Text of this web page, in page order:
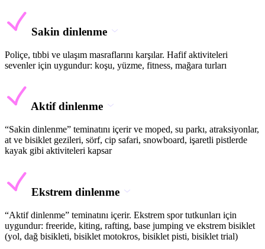
Sakin dinlenme
Poliçe, tıbbi ve ulaşım masraflarını karşılar. Hafif aktiviteleri
sevenler için uygundur: koşu, yüzme, fitness, mağara turları
Aktif dinlenme
“Sakin dinlenme” teminatını içerir ve moped, su parkı, atraksiyonlar,
at ve bisiklet gezileri, sörf, cip safari, snowboard, işaretli pistlerde
kayak gibi aktiviteleri kapsar
Ekstrem dinlenme
“Aktif dinlenme” teminatını içerir. Ekstrem spor tutkunları için
uygundur: freeride, kiting, rafting, base jumping ve ekstrem bisiklet
(yol, dağ bisikleti, bisiklet motokros, bisiklet pisti, bisiklet trial)